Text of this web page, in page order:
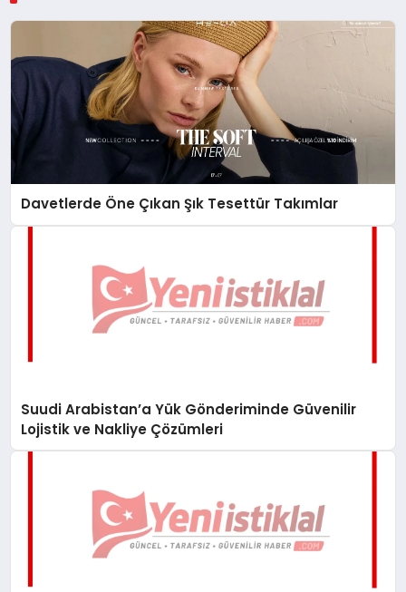
Davetlerde Öne Çıkan Şık Tesettür Takımlar
Suudi Arabistan’a Yük Gönderiminde Güvenilir
Lojistik ve Nakliye Çözümleri